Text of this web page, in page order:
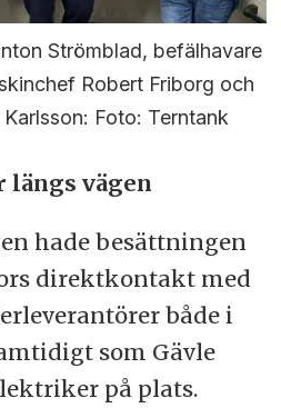
Strömblad, befälhavare
Robert Friborg och
Foto: Terntank
längs vägen
hade besättningen
direktkontakt med
både i
som Gävle
på plats.